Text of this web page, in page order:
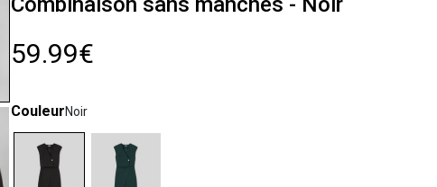
59.99€
CouleurNoir